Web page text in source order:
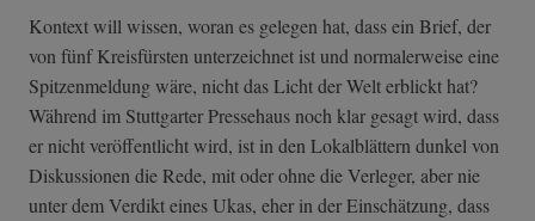
Kontext will wissen, woran es gelegen hat, dass ein Brief, der
von fünf Kreisfürsten unterzeichnet ist und normalerweise eine
Spitzenmeldung wäre, nicht das Licht der Welt erblickt hat?
Während im Stuttgarter Pressehaus noch klar gesagt wird, dass
er nicht veröffentlicht wird, ist in den Lokalblättern dunkel von
Diskussionen die Rede, mit oder ohne die Verleger, aber nie
unter dem Verdikt eines Ukas, eher in der Einschätzung, dass